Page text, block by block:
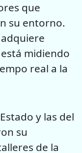
que
su entorno.
midiendo
real a la
y las del
su
de la